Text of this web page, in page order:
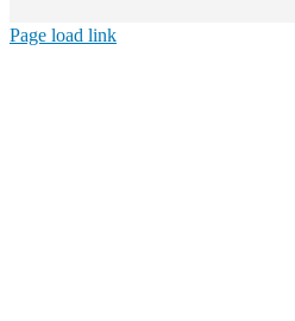
Page load link